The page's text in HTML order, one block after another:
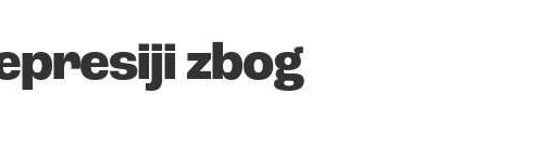
zbog